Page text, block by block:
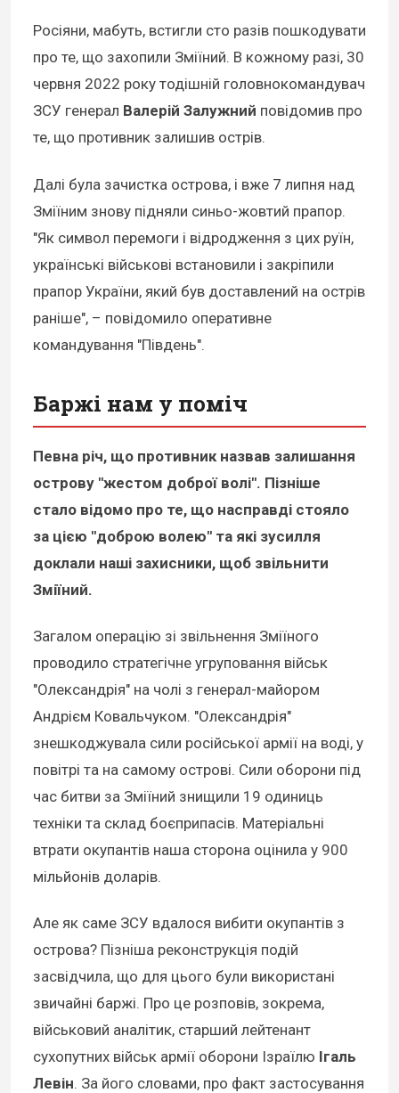
Росіяни, мабуть, встигли сто разів пошкодувати
про те, що захопили Зміїний. В кожному разі, 30
червня 2022 року тодішній головнокомандувач
ЗСУ генерал Валерій Залужний повідомив про
те, що противник залишив острів.
Далі була зачистка острова, і вже 7 липня над
Зміїним знову підняли синьо-жовтий прапор.
"Як символ перемоги і відродження з цих руїн,
українські військові встановили і закріпили
прапор України, який був доставлений на острів
раніше", – повідомило оперативне
командування "Південь".
Баржі нам у поміч
Певна річ, що противник назвав залишання
острову "жестом доброї волі". Пізніше
стало відомо про те, що насправді стояло
за цією "доброю волею" та які зусилля
доклали наші захисники, щоб звільнити
Зміїний.
Загалом операцію зі звільнення Зміїного
проводило стратегічне угруповання військ
"Олександрія" на чолі з генерал-майором
Андрієм Ковальчуком. "Олександрія"
знешкоджувала сили російської армії на воді, у
повітрі та на самому острові. Сили оборони під
час битви за Зміїний знищили 19 одиниць
техніки та склад боєприпасів. Матеріальні
втрати окупантів наша сторона оцінила у 900
мільйонів доларів.
Але як саме ЗСУ вдалося вибити окупантів з
острова? Пізніша реконструкція подій
засвідчила, що для цього були використані
звичайні баржі. Про це розповів, зокрема,
військовий аналітик, старший лейтенант
сухопутних військ армії оборони Ізраїлю Ігаль
Левін. За його словами, про факт застосування